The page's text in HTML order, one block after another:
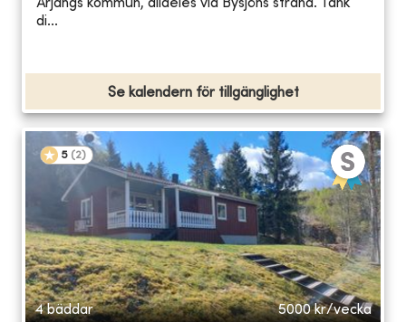
Årjängs kommun, alldeles vid Bysjöns strand. Tänk
di...
Se kalendern för tillgänglighet
5 (2)
4 bäddar 5000 kr/vecka